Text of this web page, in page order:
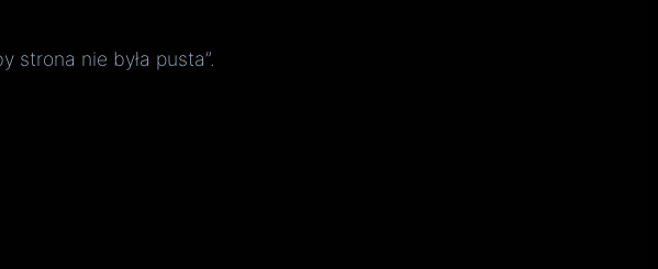
strona nie była pusta”.